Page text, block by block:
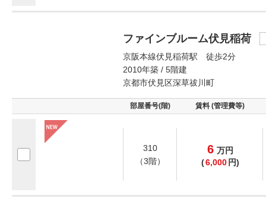
ファインブルーム伏見稲荷
京阪本線伏見稲荷駅 徒歩2分
2010年築 / 5階建
京都市伏見区深草祓川町
部屋番号(階) 賃料 (管理費等)
310
（3階）
6 万円
(6,000 円)